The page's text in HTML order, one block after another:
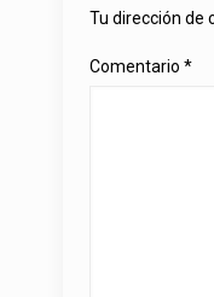
Tu dirección de
Comentario *